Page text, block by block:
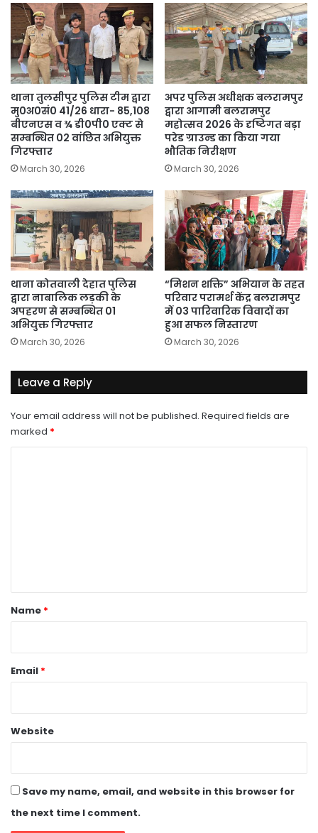
थाना तुलसीपुर पुलिस टीम द्वारा
मु0अ0सं0 41/26 धारा- 85,108
बीएनएस व ¾ डी0पी0 एक्ट से
सम्बन्धित 02 वांछित अभियुक्त
गिरफ्तार
March 30, 2026
अपर पुलिस अधीक्षक बलरामपुर
द्वारा आगामी बलरामपुर
महोत्सव 2026 के दृष्टिगत बड़ा
परेड ग्राउन्ड का किया गया
भौतिक निरीक्षण
March 30, 2026
थाना कोतवाली देहात पुलिस
द्वारा नाबालिक लड़की के
अपहरण से सम्बन्धित 01
अभियुक्त गिरफ्तार
March 30, 2026
“मिशन शक्ति” अभियान के तहत
परिवार परामर्श केंद्र बलरामपुर
में 03 पारिवारिक विवादों का
हुआ सफल निस्तारण
March 30, 2026
Leave a Reply
Your email address will not be published. Required fields are
marked *
*
Name *
Email *
Website
Save my name, email, and website in this browser for
the next time I comment.